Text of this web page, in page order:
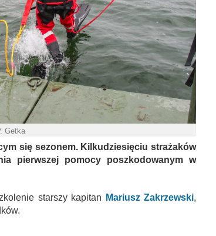
Getka
się sezonem. Kilkudziesięciu strażaków
pierwszej pomocy poszkodowanym w
starszy kapitan Mariusz Zakrzewski,